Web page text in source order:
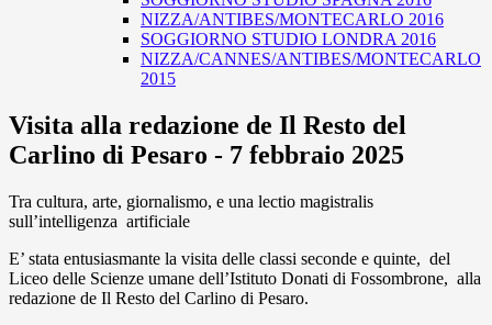
NIZZA/ANTIBES/MONTECARLO 2016
SOGGIORNO STUDIO LONDRA 2016
NIZZA/CANNES/ANTIBES/MONTECARLO
2015
Visita alla redazione de Il Resto del
Carlino di Pesaro - 7 febbraio 2025
Tra cultura, arte, giornalismo, e una lectio magistralis
sull’intelligenza artificiale
E’ stata entusiasmante la visita delle classi seconde e quinte, del
Liceo delle Scienze umane dell’Istituto Donati di Fossombrone, alla
redazione de Il Resto del Carlino di Pesaro.